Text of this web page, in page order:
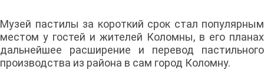
Музей пастилы за короткий срок стал популярным
местом у гостей и жителей Коломны, в его планах
дальнейшее расширение и перевод пастильного
производства из района в сам город Коломну.